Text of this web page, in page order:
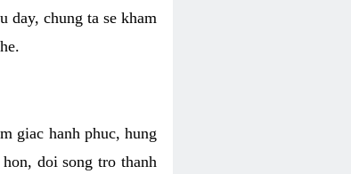
day, chung ta se kham
giac hanh phuc, hung
doi song tro thanh